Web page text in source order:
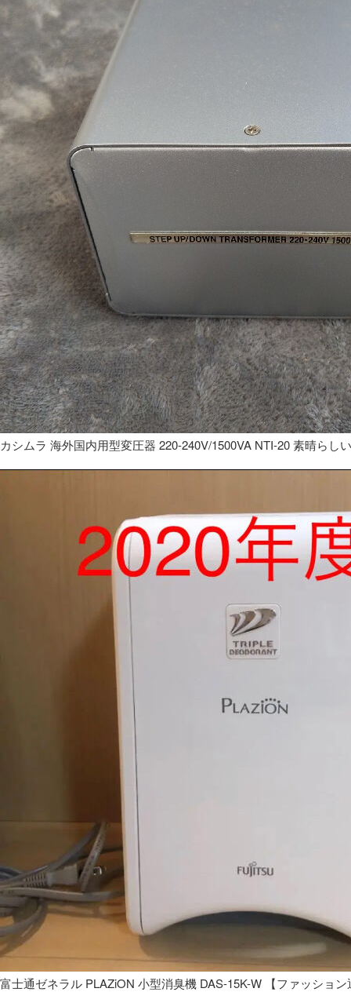
カシムラ 海外国内用型変圧器 220-240V/1500VA NTI-20 素晴らし
富士通ゼネラル PLAZiON 小型消臭機 DAS-15K-W 【ファッション